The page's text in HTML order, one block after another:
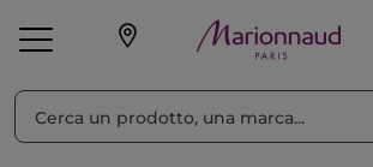
Ordina per